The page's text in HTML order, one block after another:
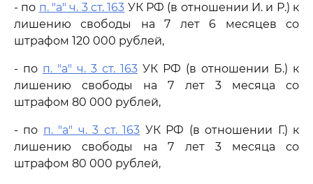
- по п. "а" ч. 3 ст. 163 УК РФ (в отношении И. и Р.) к
лишению свободы на 7 лет 6 месяцев со
штрафом 120 000 рублей,
- по п. "а" ч. 3 ст. 163 УК РФ (в отношении Б.) к
лишению свободы на 7 лет 3 месяца со
штрафом 80 000 рублей,
- по п. "а" ч. 3 ст. 163 УК РФ (в отношении Г.) к
лишению свободы на 7 лет 3 месяца со
штрафом 80 000 рублей,